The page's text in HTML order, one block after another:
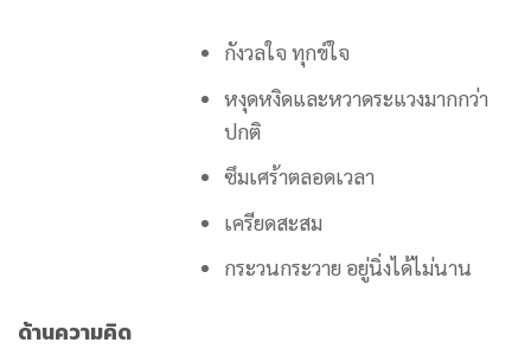
กังวลใจ ทุกข์ใจ
หงุดหงิดและหวาดระแวงมากกว่า
ปกติ
ซึมเศร้าตลอดเวลา
เครียดสะสม
กระวนกระวาย อยู่นิ่งได้ไม่นาน
ด้านความคิด